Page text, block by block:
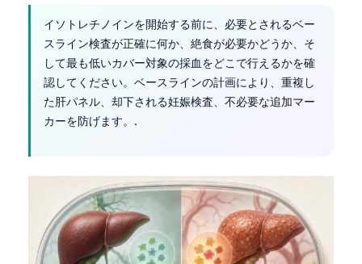
イソトレチノインを開始する前に、必要とされるベー
スライン検査が正確に何か、絶食が必要かどうか、そ
して最も低いカバー対象の採血をどこで行えるかを確
認してください。ベースラインの計画により、重複し
た肝パネル、却下される妊娠検査、不必要な追加マー
カーを防げます。.
Magyar
Shqip
বাংলা
اردو
తెలుగు
தமிழ்
ગુજરાતી
ಕನ್ನಡ